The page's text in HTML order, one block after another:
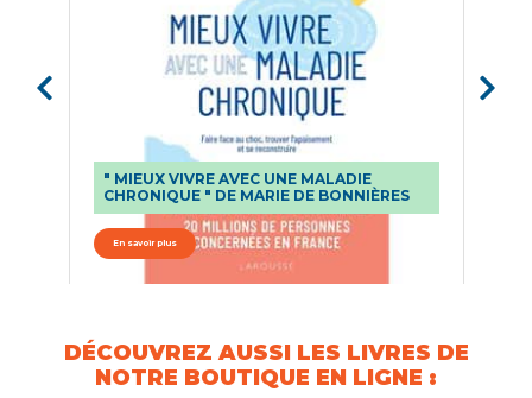
" MIEUX VIVRE AVEC UNE MALADIE
CHRONIQUE " DE MARIE DE BONNIÈRES
En savoir plus
DÉCOUVREZ AUSSI LES LIVRES DE
NOTRE BOUTIQUE EN LIGNE :